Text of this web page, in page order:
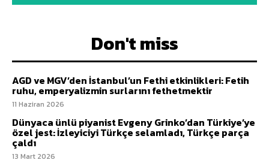
Don't miss
AGD ve MGV’den İstanbul’un Fethi etkinlikleri: Fetih
ruhu, emperyalizmin surlarını fethetmektir
11 Haziran 2026
Dünyaca ünlü piyanist Evgeny Grinko’dan Türkiye’ye
özel jest: İzleyiciyi Türkçe selamladı, Türkçe parça
çaldı
13 Mart 2026